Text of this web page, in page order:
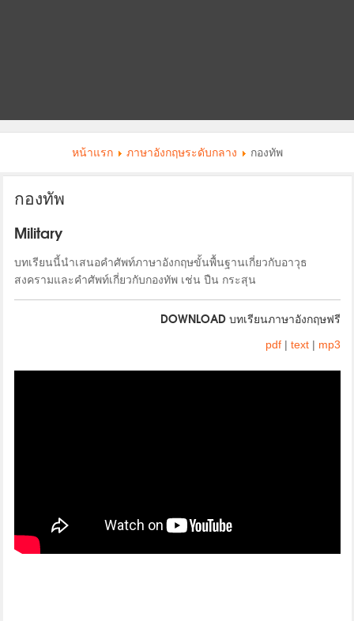
หน้าแรก ภาษาอังกฤษระดับกลาง กองทัพ
กองทัพ
Military
บทเรียนนี้นำเสนอคำศัพท์ภาษาอังกฤษขั้นพื้นฐานเกี่ยวกับอาวุธ
สงครามและคำศัพท์เกี่ยวกับกองทัพ เช่น ปืน กระสุน
DOWNLOAD บทเรียนภาษาอังกฤษฟรี
pdf| text| mp3